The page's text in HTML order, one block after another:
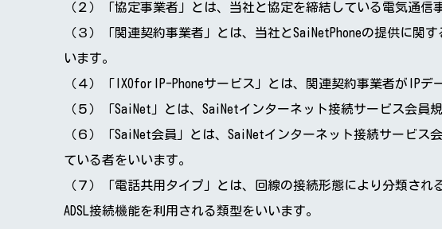
（２）「協定事業者」とは、当社と協定を締結している電気通信
（３）「関連契約事業者」とは、当社とSaiNetPhoneの提供に
います。
（４）「IXOforIP-Phoneサービス」とは、関連契約事業者がIP
（５）「SaiNet」とは、SaiNetインターネット接続サービス会
（６）「SaiNet会員」とは、SaiNetインターネット接続サービ
ている者をいいます。
（７）「電話共用タイプ」とは、回線の接続形態により分類さ
ADSL接続機能を利用される類型をいいます。